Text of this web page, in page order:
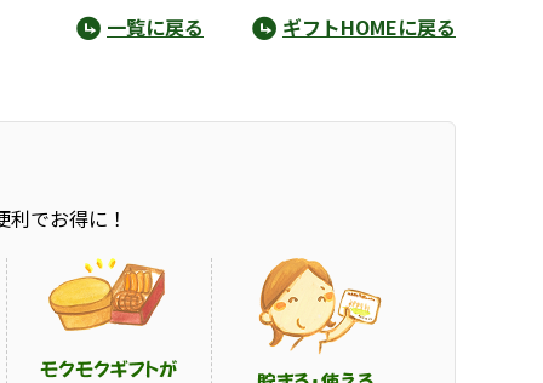
一覧に戻る ギフトHOMEに戻る
でお得に！